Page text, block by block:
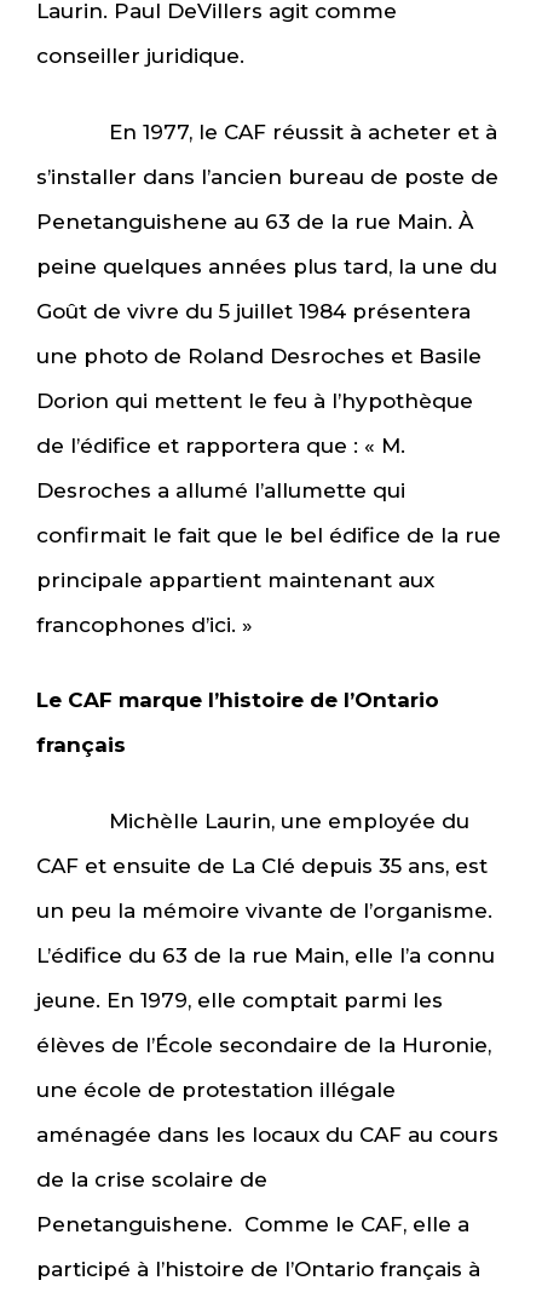
Laurin. Paul DeVillers agit comme
conseiller juridique.
En 1977, le CAF réussit à acheter et à
s’installer dans l’ancien bureau de poste de
Penetanguishene au 63 de la rue Main. À
peine quelques années plus tard, la une du
Goût de vivre du 5 juillet 1984 présentera
une photo de Roland Desroches et Basile
Dorion qui mettent le feu à l’hypothèque
de l’édifice et rapportera que : « M.
Desroches a allumé l’allumette qui
confirmait le fait que le bel édifice de la rue
principale appartient maintenant aux
francophones d’ici. »
Le CAF marque l’histoire de l’Ontario
français
Michèlle Laurin, une employée du
CAF et ensuite de La Clé depuis 35 ans, est
un peu la mémoire vivante de l’organisme.
L’édifice du 63 de la rue Main, elle l’a connu
jeune. En 1979, elle comptait parmi les
élèves de l’École secondaire de la Huronie,
une école de protestation illégale
aménagée dans les locaux du CAF au cours
de la crise scolaire de
Penetanguishene. Comme le CAF, elle a
participé à l’histoire de l’Ontario français à